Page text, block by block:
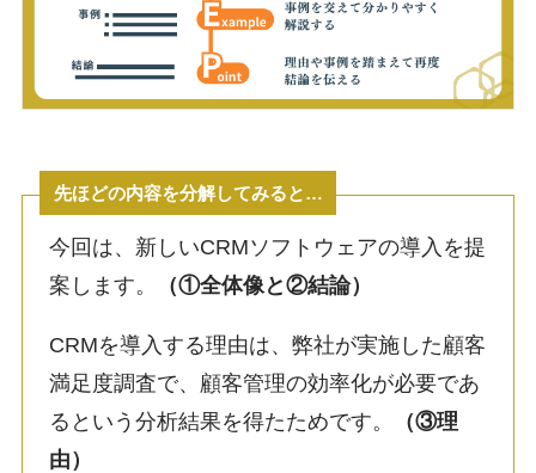
先ほどの内容を分解してみると…
今回は、新しいCRMソフトウェアの導入を提
案します。
（①全体像と②結論）
CRMを導入する理由は、弊社が実施した顧客
満足度調査で、顧客管理の効率化が必要であ
るという分析結果を得たためです。
（③理
由）